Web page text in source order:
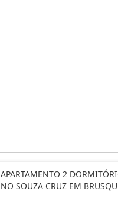
APARTAMENTO 2
NO SOUZA CRUZ EM